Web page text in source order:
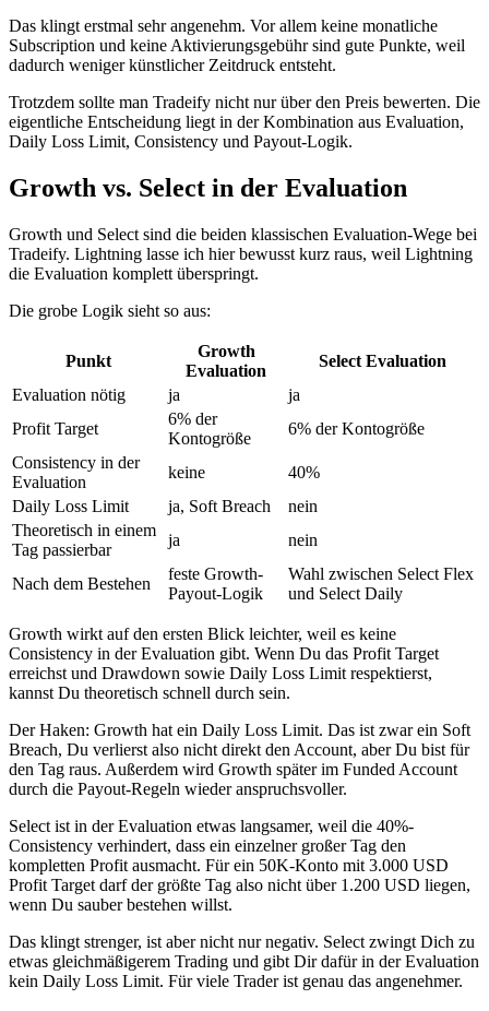
Das klingt erstmal sehr angenehm. Vor allem keine monatliche
Subscription und keine Aktivierungsgebühr sind gute Punkte, weil
dadurch weniger künstlicher Zeitdruck entsteht.
Trotzdem sollte man Tradeify nicht nur über den Preis bewerten. Die
eigentliche Entscheidung liegt in der Kombination aus Evaluation,
Daily Loss Limit, Consistency und Payout-Logik.
Growth vs. Select in der Evaluation
Growth und Select sind die beiden klassischen Evaluation-Wege bei
Tradeify. Lightning lasse ich hier bewusst kurz raus, weil Lightning
die Evaluation komplett überspringt.
Die grobe Logik sieht so aus:
Punkt
Growth
Evaluation
Select Evaluation
Evaluation nötig
ja
ja
Profit Target
6% der
Kontogröße
6% der Kontogröße
Consistency in der
Evaluation
keine
40%
Daily Loss Limit
ja, Soft Breach
nein
Theoretisch in einem
Tag passierbar
ja nein
Nach dem Bestehen
feste Growth-
Payout-Logik
Wahl zwischen Select Flex
und Select Daily
Growth wirkt auf den ersten Blick leichter, weil es keine
Consistency in der Evaluation gibt. Wenn Du das Profit Target
erreichst und Drawdown sowie Daily Loss Limit respektierst,
kannst Du theoretisch schnell durch sein.
Der Haken: Growth hat ein Daily Loss Limit. Das ist zwar ein Soft
Breach, Du verlierst also nicht direkt den Account, aber Du bist für
den Tag raus. Außerdem wird Growth später im Funded Account
durch die Payout-Regeln wieder anspruchsvoller.
Select ist in der Evaluation etwas langsamer, weil die 40%-
Consistency verhindert, dass ein einzelner großer Tag den
kompletten Profit ausmacht. Für ein 50K-Konto mit 3.000 USD
Profit Target darf der größte Tag also nicht über 1.200 USD liegen,
wenn Du sauber bestehen willst.
Das klingt strenger, ist aber nicht nur negativ. Select zwingt Dich zu
etwas gleichmäßigerem Trading und gibt Dir dafür in der Evaluation
kein Daily Loss Limit. Für viele Trader ist genau das angenehmer.